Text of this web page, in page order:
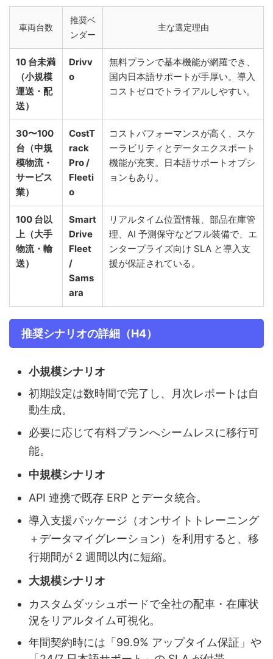
車両台数
推奨ベ
ンダー
主な選定理由
10 台未満
（小規模
運送・配
送）
Drivv
o
無料プランで基本機能が網羅でき、
国内日本語サポートが手厚い。導入
コストゼロでトライアルしやすい。
30〜100
台（中規
模物流・
サービス
業）
CostT
rack
Pro /
Fleeti
o
コストパフォーマンスが高く、スケ
ーラビリティとデータエクスポート
機能が充実。日本語サポートオプシ
ョンもあり。
100 台以
上（大手
物流・輸
送）
Smart
Drive
Fleet
/
Sams
ara
リアルタイム位置情報、部品在庫管
理、AI 予測保守などフル装備で、エ
ンタープライズ向け SLA と導入支
援が保証されている。
推奨シナリオの詳細（H4）
小規模シナリオ
初期設定は数時間で完了し、月次レポートは自
動生成。
必要に応じて有料プランへシームレスに移行可
能。
中規模シナリオ
API 連携で既存 ERP とデータ統合。
導入支援パッケージ（オンサイトトレーニング
＋データマイグレーション）を利用すると、移
行期間が 2 週間以内に短縮。
大規模シナリオ
カスタムダッシュボードで全社の配車・在庫状
況をリアルタイム可視化。
年間契約時には「99.9% アップタイム保証」や